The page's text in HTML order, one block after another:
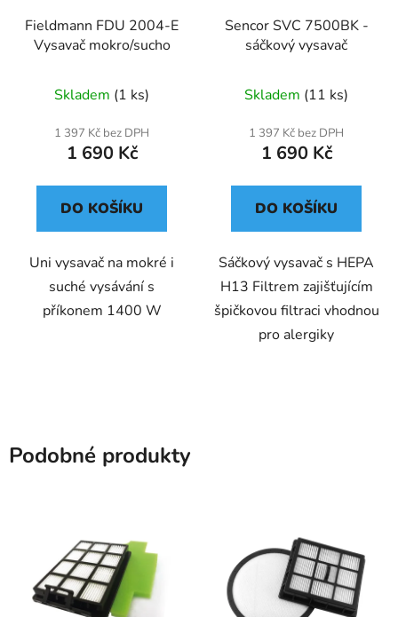
Fieldmann FDU 2004-E
Vysavač mokro/sucho
Skladem (1 ks)
1 397 Kč bez DPH
1 690 Kč
DO KOŠÍKU
Uni vysavač na mokré i
suché vysávání s
příkonem 1400 W
Sencor SVC 7500BK -
sáčkový vysavač
Skladem (11 ks)
1 397 Kč bez DPH
1 690 Kč
DO KOŠÍKU
Sáčkový vysavač s HEPA
H13 Filtrem zajišťujícím
špičkovou filtraci vhodnou
pro alergiky
Podobné produkty